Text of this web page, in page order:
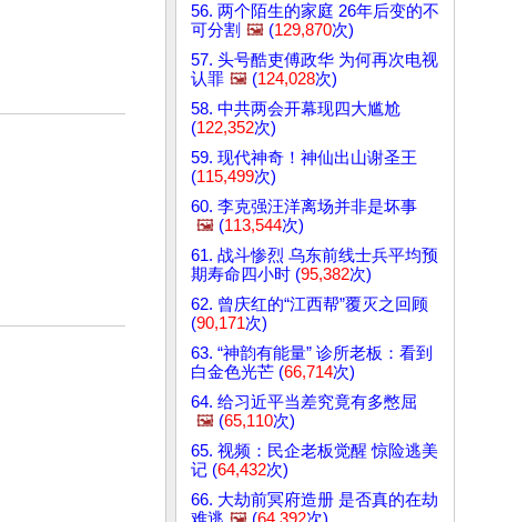
56. 两个陌生的家庭 26年后变的不
可分割 🖼️ (129,870次)
57. 头号酷吏傅政华 为何再次电视
认罪 🖼️ (124,028次)
58. 中共两会开幕现四大尴尬
(122,352次)
59. 现代神奇！神仙出山谢圣王
(115,499次)
60. 李克强汪洋离场并非是坏事
🖼️ (113,544次)
61. 战斗惨烈 乌东前线士兵平均预
期寿命四小时 (95,382次)
62. 曾庆红的“江西帮”覆灭之回顾
(90,171次)
63. “神韵有能量” 诊所老板：看到
白金色光芒 (66,714次)
64. 给习近平当差究竟有多憋屈
🖼️ (65,110次)
65. 视频：民企老板觉醒 惊险逃美
记 (64,432次)
66. 大劫前冥府造册 是否真的在劫
难逃 🖼️ (64,392次)